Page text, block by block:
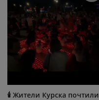
🕯 Жители Курска почтили